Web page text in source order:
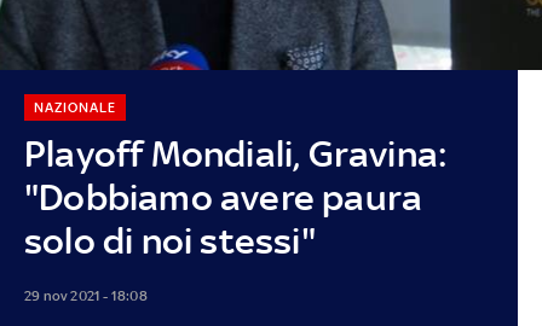
Playoff Mondiali, Gravina:
"Dobbiamo avere paura
solo di noi stessi"
NAZIONALE
29 nov 2021 - 18:08